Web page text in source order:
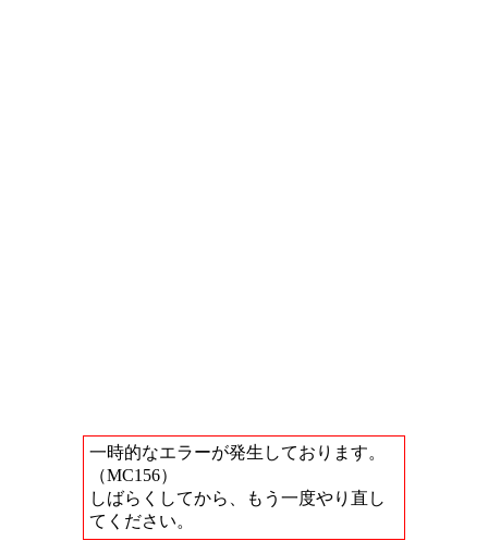
一時的なエラーが発生しております。
（MC156）
しばらくしてから、もう一度やり直し
てください。